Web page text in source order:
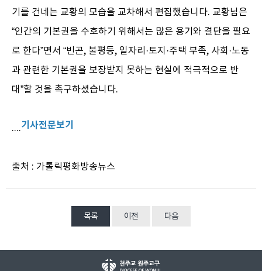
기를 건네는 교황의 모습을 교차해서 편집했습니다. 교황님은
“인간의 기본권을 수호하기 위해서는 많은 용기와 결단을 필요
로 한다”면서 “빈곤, 불평등, 일자리·토지·주택 부족, 사회·노동
과 관련한 기본권을 보장받지 못하는 현실에 적극적으로 반
대”할 것을 촉구하셨습니다.
....기사전문보기
출처 : 가톨릭평화방송뉴스
목록 이전 다음